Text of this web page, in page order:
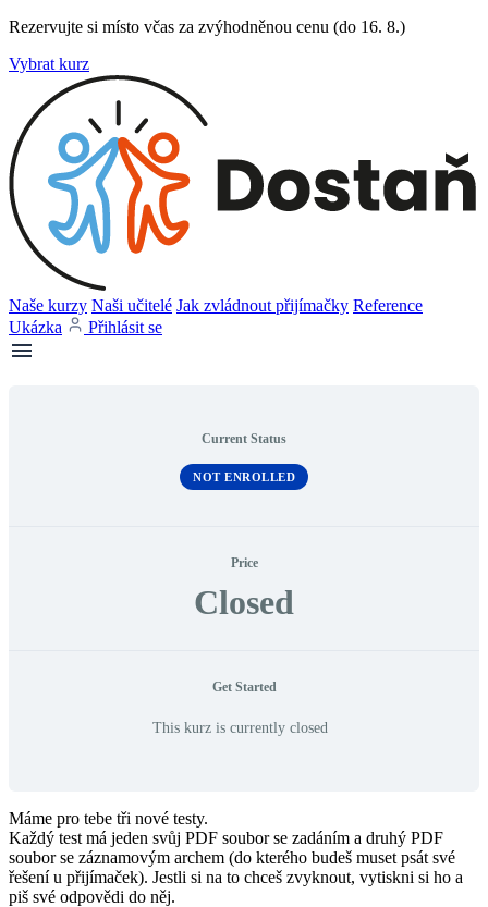
Rezervujte si místo včas za zvýhodněnou cenu (do 16. 8.)
Vybrat kurz
Naše kurzy Naši učitelé Jak zvládnout přijímačky Reference
Ukázka
Přihlásit se
Current Status
NOT ENROLLED
Price
Closed
Get Started
This kurz is currently closed
Máme pro tebe tři nové testy.
Každý test má jeden svůj PDF soubor se zadáním a druhý PDF
soubor se záznamovým archem (do kterého budeš muset psát své
řešení u přijímaček). Jestli si na to chceš zvyknout, vytiskni si ho a
piš své odpovědi do něj.